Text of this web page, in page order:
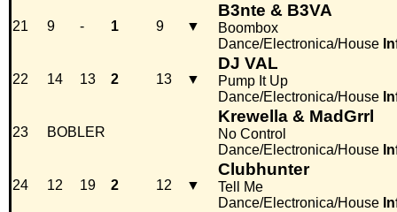
21 9 - 1 9 ▼
B3nte & B3VA
Boombox
Dance/Electronica/House
22 14 13 2 13 ▼
DJ VAL
Pump It Up
Dance/Electronica/House
23 BOBLER
Krewella & MadGrrl
No Control
Dance/Electronica/House
24 12 19 2 12 ▼
Clubhunter
Tell Me
Dance/Electronica/House